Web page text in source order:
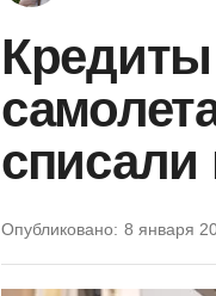
списали
Опубликовано: 8 января